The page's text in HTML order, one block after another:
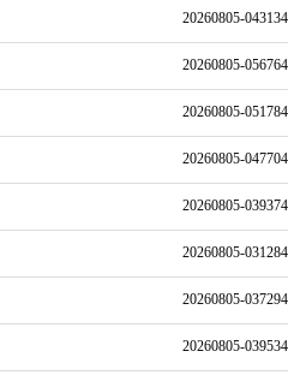
20260805-
20260805-
20260805-
20260805-
20260805-
20260805-
20260805-
20260805-